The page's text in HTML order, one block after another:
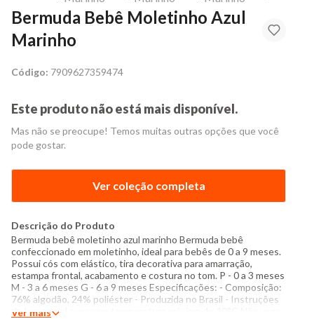
Bermuda Bebê Moletinho Azul
Marinho
Código: 7909627359474
Este produto não está mais disponível.
Mas não se preocupe! Temos muitas outras opções que você
pode gostar.
Ver coleção completa
Descrição do Produto
Bermuda bebê moletinho azul marinho Bermuda bebê
confeccionado em moletinho, ideal para bebês de 0 a 9 meses.
Possui cós com elástico, tira decorativa para amarração,
estampa frontal, acabamento e costura no tom. P - 0 a 3 meses
M - 3 a 6 meses G - 6 a 9 meses Especificações: - Composição:
76% algodão, 24% poliéster - Produzida no Brasil - Instruções
de lavagem: Lavar com temperatura máxima de 40°C Não usar
Ver mais